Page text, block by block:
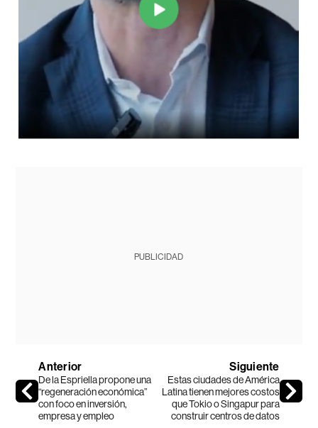
PUBLICIDAD
Anterior
De la Espriella propone una
“regeneración económica”
con foco en inversión,
empresa y empleo
Siguiente
Estas ciudades de América
Latina tienen mejores costos
que Tokio o Singapur para
construir centros de datos